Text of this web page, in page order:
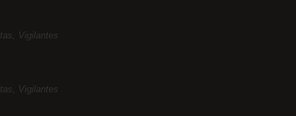
Vigilantes
Vigilantes